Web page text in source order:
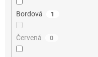
Bordová 1
Červená 0